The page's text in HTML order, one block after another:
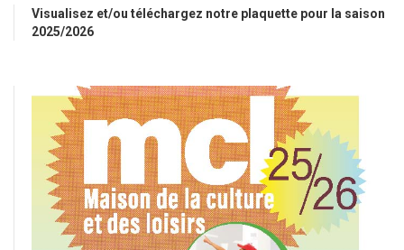
Visualisez et/ou téléchargez notre plaquette pour la saison
2025/2026